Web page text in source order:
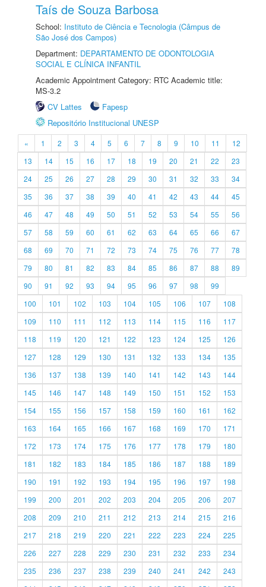
Taís de Souza Barbosa
School: Instituto de Ciência e Tecnologia (Câmpus de
São José dos Campos)
Department: DEPARTAMENTO DE ODONTOLOGIA
SOCIAL E CLÍNICA INFANTIL
Academic Appointment Category: RTC Academic title:
MS-3.2
CV Lattes
Fapesp
Repositório Institucional UNESP
« 1 2 3 4 5 6 7 8 9 10 11
12
13
14 15 16 17 18 19 20 21 22
23
24
25 26 27 28 29 30 31 32 33
34
35
36 37 38 39 40 41 42 43 44
45
46
47 48 49 50 51 52 53 54 55
56
57
58 59 60 61 62 63 64 65 66
67
68
69 70 71 72 73 74 75 76 77
78
79
80 81 82 83 84 85 86 87 88
89
90
91 92 93 94 95 96 97 98
99
100
101 102 103 104 105 106 107
108
109
110 111 112 113 114 115 116
117
118
119 120 121 122 123 124 125
126
127
128 129 130 131 132 133 134
135
136
137 138 139 140 141 142 143
144
145
146 147 148 149 150 151 152
153
154
155 156 157 158 159 160 161
162
163
164 165 166 167 168 169 170
171
172
173 174 175 176 177 178 179
180
181
182 183 184 185 186 187 188
189
190
191 192 193 194 195 196 197
198
199
200 201 202 203 204 205 206
207
208
209 210 211 212 213 214 215
216
217
218 219 220 221 222 223 224
225
226
227 228 229 230 231 232 233
234
235
236 237 238 239 240 241 242
243